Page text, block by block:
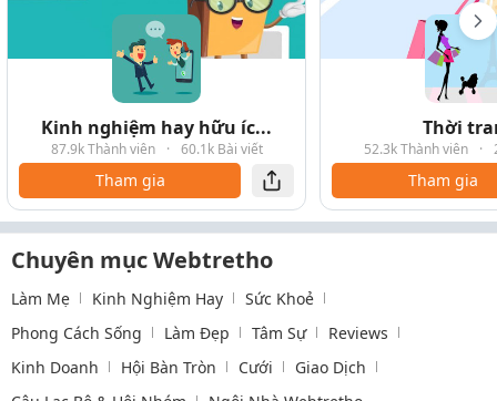
Kinh nghiệm hay hữu íc...
87.9k Thành viên · 60.1k Bài viết
Tham gia
Thời
52.3k Thành viên ·
Tham gia
Chuyên mục Webtretho
Làm Mẹ Kinh Nghiệm Hay
Sức Khoẻ
Phong Cách Sống
Làm Đẹp Tâm Sự
Reviews
Kinh Doanh
Hội Bàn Tròn Cưới
Giao Dịch